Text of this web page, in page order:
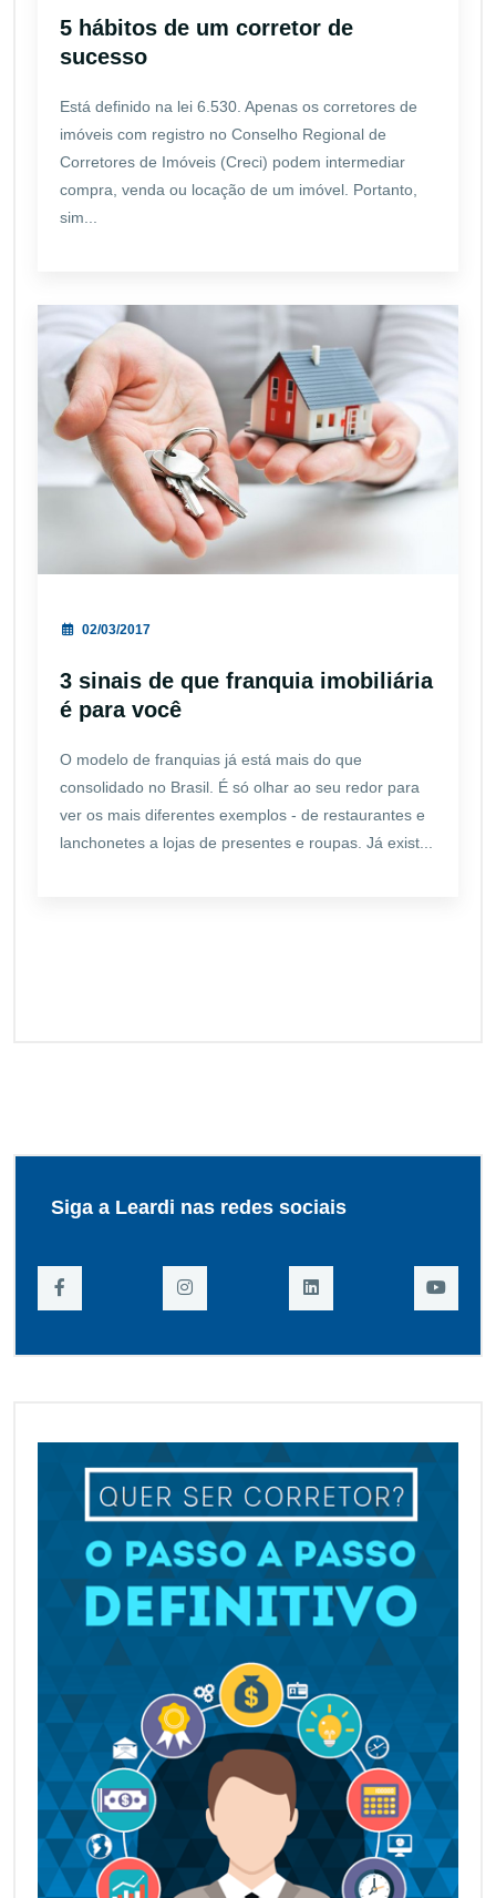
5 hábitos de um corretor de
sucesso
Está definido na lei 6.530. Apenas os corretores de
imóveis com registro no Conselho Regional de
Corretores de Imóveis (Creci) podem intermediar
compra, venda ou locação de um imóvel. Portanto,
sim...
02/03/2017
3 sinais de que franquia imobiliária
é para você
O modelo de franquias já está mais do que
consolidado no Brasil. É só olhar ao seu redor para
ver os mais diferentes exemplos - de restaurantes e
lanchonetes a lojas de presentes e roupas. Já exist...
Siga a Leardi nas redes sociais